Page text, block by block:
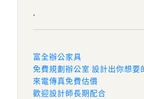
.
富全辦公家具
免費規劃辦公室 設計出你想要
來電傳真免費估價
歡迎設計師長期配合